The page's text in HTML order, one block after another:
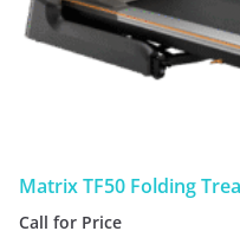
Matrix TF50 Folding
Call for Price